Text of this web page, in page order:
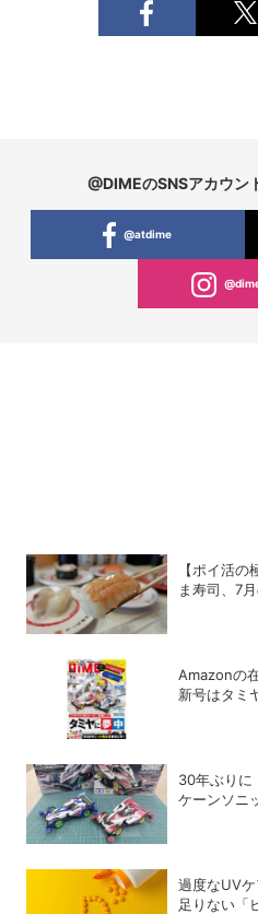
@DIMEのSNSアカウン
@atdime
【ポイ活
ま寿司、7
Amazonの
新号はタミ
30年ぶりに
ケーンソニ
過度なUV
足りない「